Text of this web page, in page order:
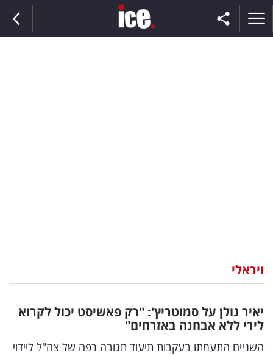
וצרכנות
דיגיטל
וטק
ויראלי
יאיר גולן על סמוטריץ': "רק פאשיסט יכול לקרוא
לירי ללא אבחנה באזרחים"
השניים התעמתו בעקבות תיעוד תגובה רפה של צה"ל ליידוי